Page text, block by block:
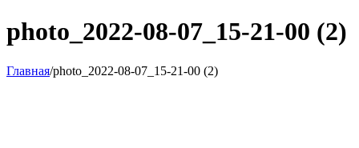
photo_2022-08-07_15-21-00 (2)
Главная/photo_2022-08-07_15-21-00 (2)